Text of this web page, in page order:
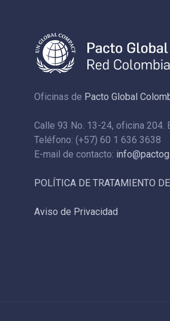
Oficinas de Pacto Global
Calle 93 No. 13-24, oficina 204.
Teléfono: (+57) 60 1 636 3638
E-mail de contacto:
POLÍTICA DE TRATAMIENTO
Aviso de Privacidad